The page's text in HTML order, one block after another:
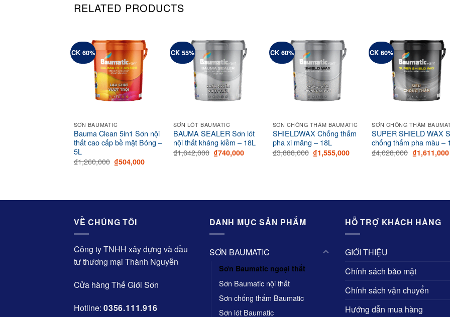
RELATED PRODUCTS
CK 60%
SƠN BAUMATIC
Bauma Clean 5in1 Sơn nội
thất cao cấp bề mặt Bóng –
5L
₫1,260,000 Original
price
₫504,000Current
CK 55%
SƠN LÓT BAUMATIC
BAUMA SEALER Sơn lót
nội thất kháng kiềm – 18L
₫1,642,000 Original
price
₫740,000Current
CK 60%
SƠN CHỐNG THẤM BAUMATIC
SHIELDWAX Chống thấm
pha xi măng – 18L
₫3,888,000 Original
price
₫1,555,000Current
CK 60%
SƠN CHỐNG THẤM
SUPER SHIELD WAX
chống thấm pha màu –
₫4,028,000 Original
price
₫1,611,000
VỀ CHÚNG TÔI
Công ty TNHH xây dựng và đầu
tư thương mại Thành Nguyễn
Cửa hàng Thế Giới Sơn
Hotline: 0356.111.916
DANH MỤC SẢN PHẨM
SƠN BAUMATIC
Sơn Baumatic ngoại thất
Sơn Baumatic nội thất
Sơn chống thấm Baumatic
Sơn lót Baumatic
HỖ TRỢ KHÁCH HÀNG
GIỚI THIỆU
Chính sách bảo mật
Chính sách vận chuyển
Hướng dẫn mua hàng